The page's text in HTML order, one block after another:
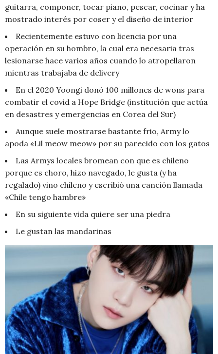
guitarra, componer, tocar piano, pescar, cocinar y ha
mostrado interés por coser y el diseño de interior
Recientemente estuvo con licencia por una
operación en su hombro, la cual era necesaria tras
lesionarse hace varios años cuando lo atropellaron
mientras trabajaba de delivery
En el 2020 Yoongi donó 100 millones de wons para
combatir el covid a Hope Bridge (institución que actúa
en desastres y emergencias en Corea del Sur)
Aunque suele mostrarse bastante frio, Army lo
apoda «Lil meow meow» por su parecido con los gatos
Las Armys locales bromean con que es chileno
porque es choro, hizo navegado, le gusta (y ha
regalado) vino chileno y escribió una canción llamada
«Chile tengo hambre»
En su siguiente vida quiere ser una piedra
Le gustan las mandarinas